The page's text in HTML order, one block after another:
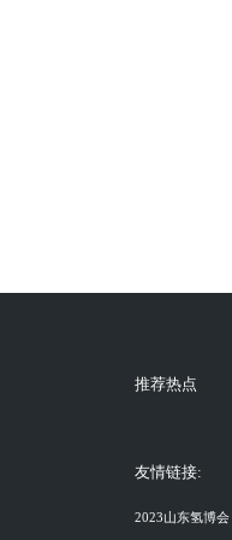
推荐热点
友情链接:
2023山东氢博会